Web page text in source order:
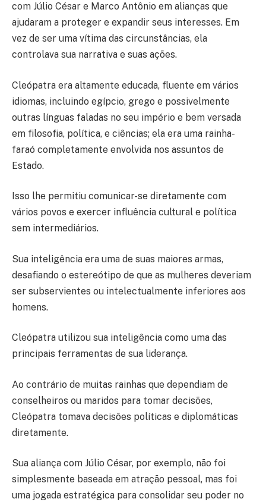
com Júlio César e Marco Antônio em alianças que
ajudaram a proteger e expandir seus interesses. Em
vez de ser uma vítima das circunstâncias, ela
controlava sua narrativa e suas ações.
Cleópatra era altamente educada, fluente em vários
idiomas, incluindo egípcio, grego e possivelmente
outras línguas faladas no seu império e bem versada
em filosofia, política, e ciências; ela era uma rainha-
faraó completamente envolvida nos assuntos de
Estado.
Isso lhe permitiu comunicar-se diretamente com
vários povos e exercer influência cultural e política
sem intermediários.
Sua inteligência era uma de suas maiores armas,
desafiando o estereótipo de que as mulheres deveriam
ser subservientes ou intelectualmente inferiores aos
homens.
Cleópatra utilizou sua inteligência como uma das
principais ferramentas de sua liderança.
Ao contrário de muitas rainhas que dependiam de
conselheiros ou maridos para tomar decisões,
Cleópatra tomava decisões políticas e diplomáticas
diretamente.
Sua aliança com Júlio César, por exemplo, não foi
simplesmente baseada em atração pessoal, mas foi
uma jogada estratégica para consolidar seu poder no